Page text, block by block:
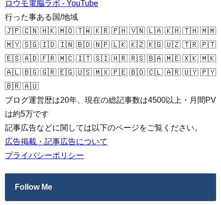
ロウモ電脳ラボ - YouTube
行った事ある国/地域
🇯🇵 🇨🇳 🇭🇰 🇲🇴 🇹🇼 🇰🇷 🇵🇭 🇻🇳 🇱🇦 🇰🇭 🇹🇭 🇲🇲
🇲🇾 🇸🇬 🇮🇩 🇮🇳 🇧🇩 🇳🇵 🇱🇰 🇰🇿 🇰🇬 🇺🇿 🇹🇷 🇵🇹
🇪🇸 🇦🇩 🇫🇷 🇲🇨 🇮🇹 🇸🇮 🇭🇷 🇷🇸 🇧🇦 🇲🇪 🇽🇰 🇲🇰
🇦🇱 🇧🇬 🇬🇷 🇪🇬 🇺🇸 🇲🇽 🇵🇪 🇧🇴 🇨🇱 🇦🇷 🇺🇾 🇵🇾
🇧🇷 🇦🇺
ブログ運営歴は20年、現在の総記事数は4500以上・月間PV
は約5万です
記事広告などに関しては以下のページをご覧ください。
広告掲載・記事広告について
プライバシーポリシー
Follow Me